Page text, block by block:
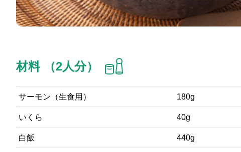
材料 （2人分）
サーモン（生食用） 180g
いくら 40g
白飯 440g